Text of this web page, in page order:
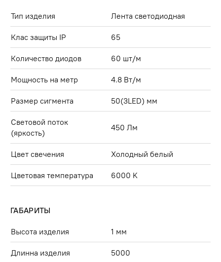
Тип изделия Лента светодиодная
Клас защиты IP 65
Количество диодов 60 шт/м
Мощность на метр 4.8 Вт/м
Размер сигмента 50(3LED) мм
Световой поток
(яркость)
450 Лм
Цвет свечения Холодный белый
Цветовая температура 6000 K
ГАБАРИТЫ
Высота изделия 1 мм
Длинна изделия 5000